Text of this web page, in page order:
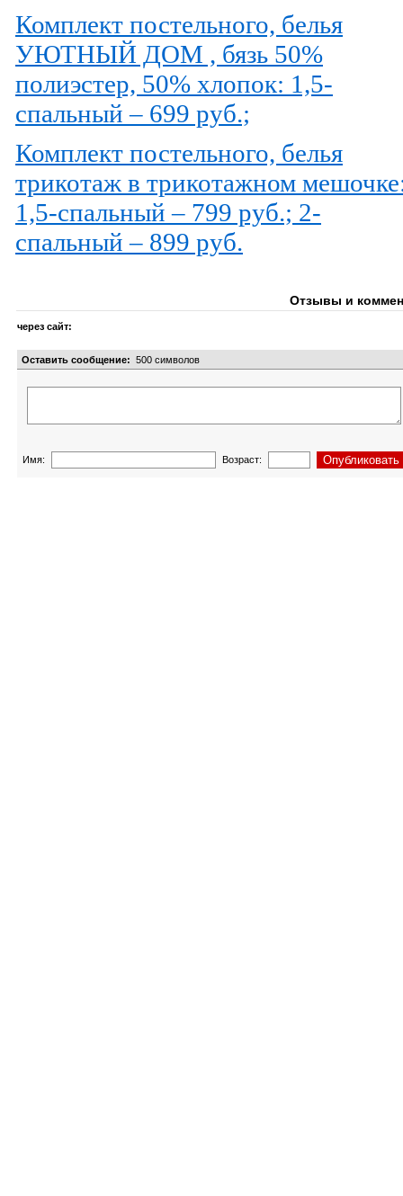
Комплект постельного, белья
УЮТНЫЙ ДОМ , бязь 50%
полиэстер, 50% хлопок: 1,5-
спальный – 699 руб.;
Комплект постельного, белья
трикотаж в трикотажном
1,5-спальный – 799 руб.; 2-
спальный – 899 руб.
Отзывы и
через сайт:
Оставить сообщение: 500 символов
Имя: Возраст: